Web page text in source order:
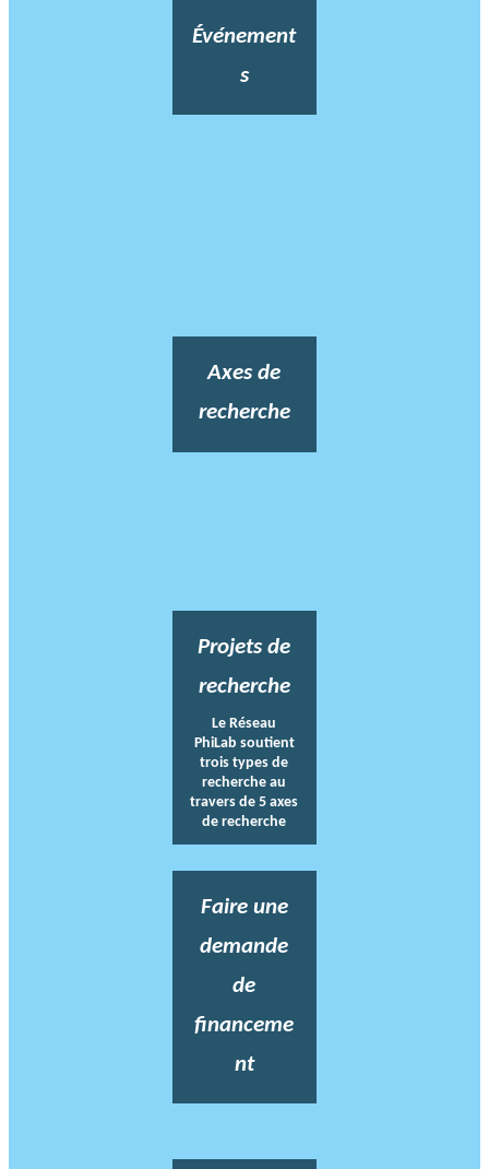
Événement
s
Axes de
recherche
Projets de
recherche
Le Réseau
PhiLab soutient
trois types de
recherche au
travers de 5 axes
de recherche
Faire une
demande
de
financeme
nt